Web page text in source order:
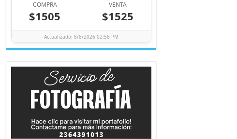
COMPRA
$1505
VENTA
$1525
Actualizado: 8/8/2026 02:58 PM